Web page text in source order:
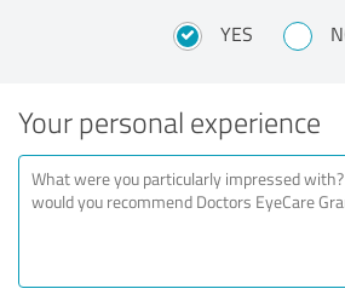
YES
Your personal experience